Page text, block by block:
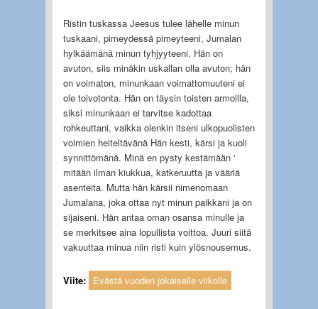
Ristin tuskassa Jeesus tulee lähelle minun
tuskaani, pimeydessä pimeyteeni, Jumalan
hylkäämänä minun tyhjyyteeni. Hän on
avuton, siis minäkin uskallan olla avuton; hän
on voimaton, minunkaan voimattomuuteni ei
ole toivotonta. Hän on täysin toisten armoilla,
siksi minunkaan ei tarvitse kadottaa
rohkeuttani, vaikka olenkin itseni ulkopuolisten
voimien heiteltävänä Hän kesti, kärsi ja kuoli
synnittömänä. Minä en pysty kestämään '
mitään ilman kiukkua, katkeruutta ja vääriä
asenteita. Mutta hän kärsii nimenomaan
Jumalana, joka ottaa nyt minun paikkani ja on
sijaiseni. Hän antaa oman osansa minulle ja
se merkitsee aina lopullista voittoa. Juuri siitä
vakuuttaa minua niin risti kuin ylösnousemus.
Viite: Evästä vuoden jokaiselle viikolle